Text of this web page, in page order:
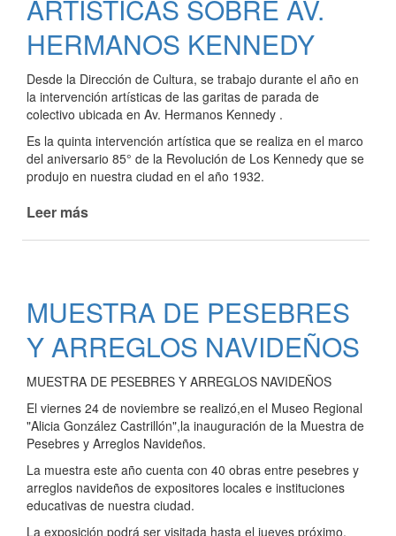
LET
´S
PARTY
ARTÍSTICAS SOBRE AV.
HERMANOS KENNEDY
Desde la Dirección de Cultura, se trabajo durante el año en
la intervención artísticas de las garitas de parada de
colectivo ubicada en Av. Hermanos Kennedy .
Es la quinta intervención artística que se realiza en el marco
del aniversario 85° de la Revolución de Los Kennedy que se
produjo en nuestra ciudad en el año 1932.
Leer más
SOBRE
AV.
HERMANOS
MUESTRA DE PESEBRES
Y ARREGLOS NAVIDEÑOS
MUESTRA DE PESEBRES Y ARREGLOS NAVIDEÑOS
El viernes 24 de noviembre se realizó,en el Museo Regional
"Alicia González Castrillón",la inauguración de la Muestra de
Pesebres y Arreglos Navideños.
La muestra este año cuenta con 40 obras entre pesebres y
arreglos navideños de expositores locales e instituciones
educativas de nuestra ciudad.
La exposición podrá ser visitada hasta el jueves próximo.